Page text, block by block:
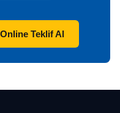
Online Teklif Al